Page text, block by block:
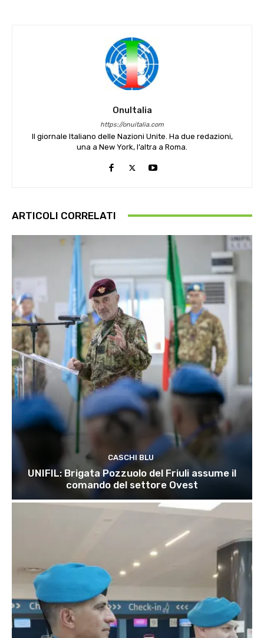
OnuItalia
https://onuitalia.com
Il giornale Italiano delle Nazioni Unite. Ha due redazioni,
una a New York, l’altra a Roma.
ARTICOLI CORRELATI
CASCHI BLU
UNIFIL: Brigata Pozzuolo del Friuli assume il
comando del settore Ovest